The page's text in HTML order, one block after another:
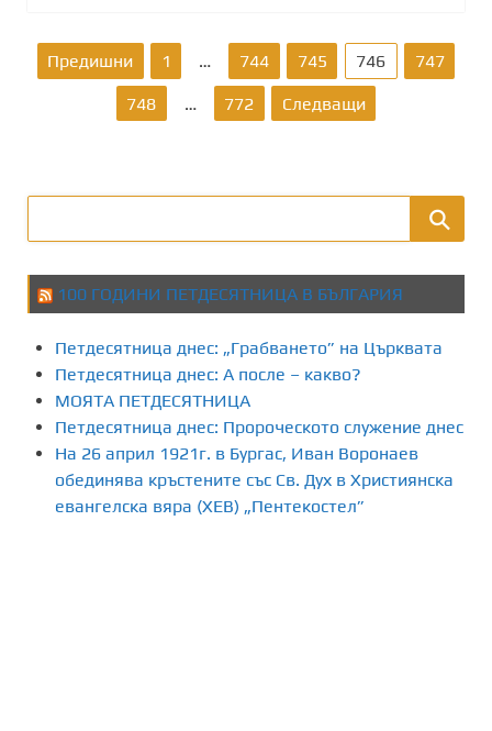
д
е
л
н
е
н
Предишни 1 … 744 745 746 747
748 … 772 Следващи
100 ГОДИНИ ПЕТДЕСЯТНИЦА В БЪЛГАРИЯ
Петдесятница днес: „Грабването” на Църквата
Петдесятница днес: А после – какво?
МОЯТА ПЕТДЕСЯТНИЦА
Петдесятница днес: Пророческото служение днес
На 26 април 1921г. в Бургас, Иван Воронаев
обединява кръстените със Св. Дух в Християнска
евангелска вяра (ХЕВ) „Пентекостел”